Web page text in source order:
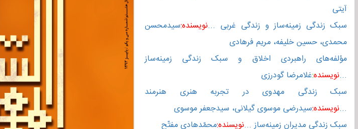
آیتی
سبک زندگی زمینه‌ساز و زندگی غربی ...نویسنده:سیدمحسن
محمدی، حسین خلیفه، مریم فرهادی
مؤلفه‌های راهبردی اخلاق و سبک زندگی زمینه‌ساز
...نویسنده:غلامرضا گودرزی
سبک زندگی مهدوی در تجربه هنری هنرمند
...نویسنده:سیدرضی موسوی گیلانی، سیدجعفر موسوی
سبک زندگی مدیران زمینه‌ساز ...نویسنده:محمّدهادی مفتّح